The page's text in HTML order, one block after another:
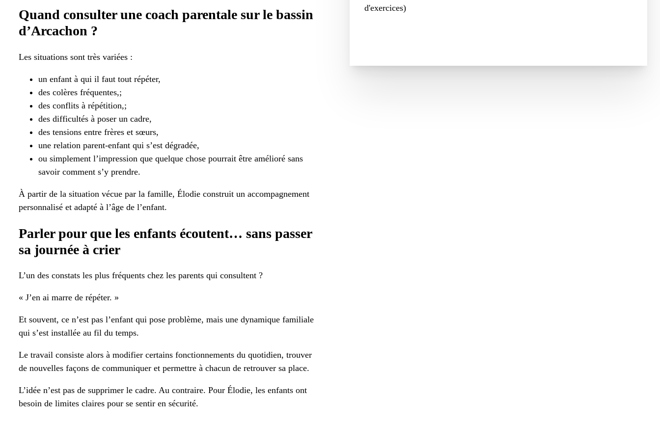
d'exercices)
Quand consulter une coach parentale sur le bassin
d’Arcachon ?
Les situations sont très variées :
un enfant à qui il faut tout répéter,
des colères fréquentes,;
des conflits à répétition,;
des difficultés à poser un cadre,
des tensions entre frères et sœurs,
une relation parent-enfant qui s’est dégradée,
ou simplement l’impression que quelque chose pourrait être amélioré sans
savoir comment s’y prendre.
À partir de la situation vécue par la famille, Élodie construit un accompagnement
personnalisé et adapté à l’âge de l’enfant.
Parler pour que les enfants écoutent… sans passer
sa journée à crier
L’un des constats les plus fréquents chez les parents qui consultent ?
« J’en ai marre de répéter. »
Et souvent, ce n’est pas l’enfant qui pose problème, mais une dynamique familiale
qui s’est installée au fil du temps.
Le travail consiste alors à modifier certains fonctionnements du quotidien, trouver
de nouvelles façons de communiquer et permettre à chacun de retrouver sa place.
L’idée n’est pas de supprimer le cadre. Au contraire. Pour Élodie, les enfants ont
besoin de limites claires pour se sentir en sécurité.